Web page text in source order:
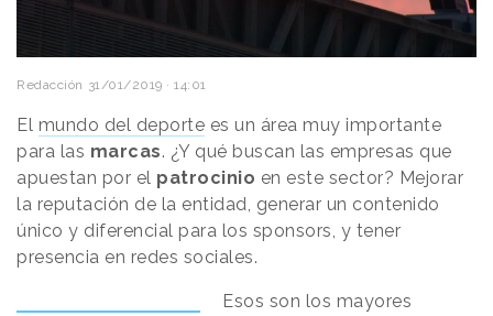
Redacción 31/01/2019 · 14:01
El mundo del deporte es un área muy importante
para las marcas. ¿Y qué buscan las empresas que
apuestan por el patrocinio en este sector? Mejorar
la reputación de la entidad, generar un contenido
único y diferencial para los sponsors, y tener
presencia en redes sociales.
Esos son los mayores